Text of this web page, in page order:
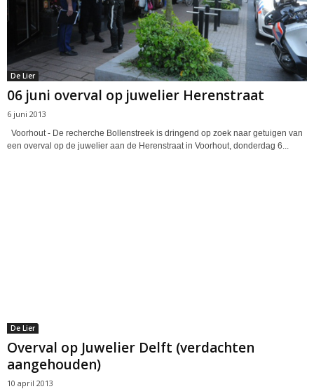
De Lier
06 juni overval op juwelier Herenstraat
6 juni 2013
Voorhout - De recherche Bollenstreek is dringend op zoek naar getuigen van
een overval op de juwelier aan de Herenstraat in Voorhout, donderdag 6...
De Lier
Overval op Juwelier Delft (verdachten
aangehouden)
10 april 2013